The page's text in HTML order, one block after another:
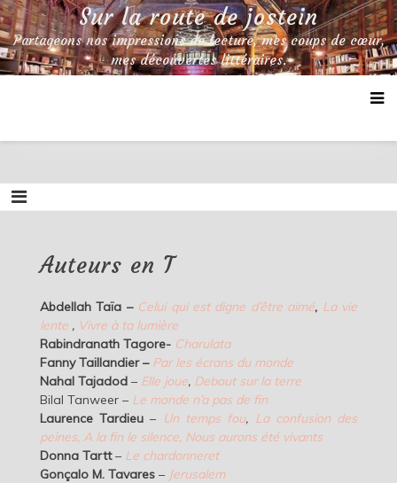
Skip
to
content
Sur la route de jostein
Partageons nos impressions de lecture, mes coups de cœur,
mes découvertes littéraires.
Auteurs en T
Abdellah Taïa – Celui qui est digne d’être aimé, La vie
lente, Vivre à ta lumière
Rabindranath Tagore- Charulata
Fanny Taillandier – Par les écrans du monde
Nahal Tajadod– Elle joue, Debout sur la terre
Bilal Tanweer – Le monde n’a pas de fin
Laurence Tardieu – Un temps fou, La confusion des
peines, A la fin le silence, Nous aurons été vivants
Donna Tartt– Le chardonneret
Gonçalo M. Tavares– Jerusalem